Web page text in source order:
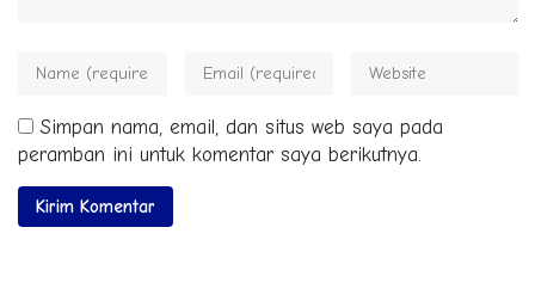
Simpan nama, email, dan situs web saya pada
peramban ini untuk komentar saya berikutnya.